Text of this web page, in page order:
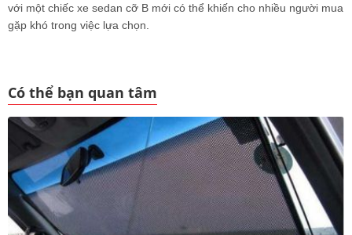
với một chiếc xe sedan cỡ B mới có thể khiến cho nhiều người mua
gặp khó trong việc lựa chọn.
Có thể bạn quan tâm